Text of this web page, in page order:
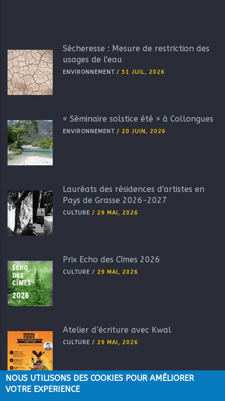
Sécheresse : Mesure de restriction des
usages de l'eau
ENVIRONNEMENT / 31 JUIL, 2026
« Séminaire solstice été » à Collongues
ENVIRONNEMENT / 20 JUIN, 2026
Lauréats des résidences d'artistes en
Pays de Grasse 2026-2027
CULTURE / 29 MAI, 2026
Prix Echo des Cîmes 2026
CULTURE / 29 MAI, 2026
Atelier d’écriture avec Kwal
CULTURE / 29 MAI, 2026
NOUS UTILISONS DES COOKIES POUR AMÉLIORER
VOTRE EXPERIENCE